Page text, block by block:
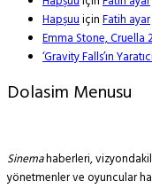
HapşuuiçinFatih ayar
Emma Stone, Cruella
‘Gravity Falls’ın
Dolasim Menusu
Sinemahaberleri,
yönetmenler ve oyuncular